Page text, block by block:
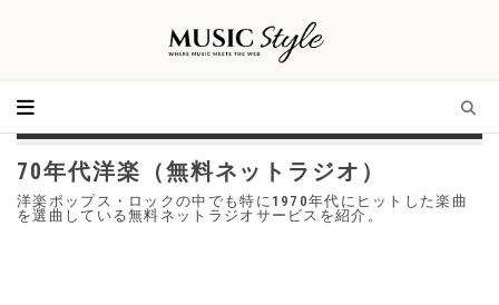
70年代洋楽（無料ネットラジオ）
洋楽ポップス・ロックの中でも特に1970年代にヒットした楽曲
を選曲している無料ネットラジオサービスを紹介。